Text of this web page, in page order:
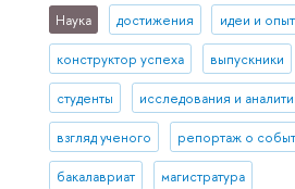
Наука достижения идеи и опыт
конструктор успеха выпускники
студенты исследования и
взгляд ученого репортаж о
бакалавриат магистратура